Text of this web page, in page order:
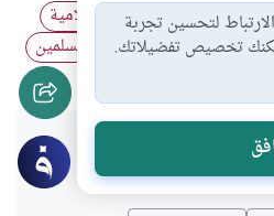
الإسلامية الشريعة الإسلامية
#خصائص النبي #سمات المسلمين
بهذا المحتوى؟
لتحسين تجربة
تخصيص تفضيلاتك.